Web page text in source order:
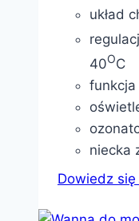
układ
40OC
funkcja
niecka
Dowiedz